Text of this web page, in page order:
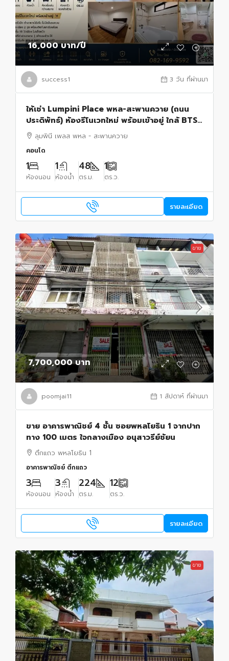
16,000 บาท/ปี
success1 3 วัน ที่ผ่านมา
ให้เช่า Lumpini Place พหล-สะพานควาย (ถนน
ประดิพัทธ์) ห้องรีโนเวทใหม่ พร้อมเข้าอยู่ ใกล้ BTS
สะพานควาย
ลุมพินี เพลส พหล - สะพานควาย
คอนโด
1
ห้องนอน
1
ห้องน้ำ
48
ตร.ม.
1
ตร.ว.
รายละเอียด
ขาย
7,700,000 บาท
poomjai11 1 สัปดาห์ ที่ผ่านมา
ขาย อาคารพาณิชย์ 4 ชั้น ซอยพหลโยธิน 1 จากปาก
ทาง 100 เมตร ใจกลางเมือง อนุสาวรีย์ชัยน
ตึกแถว พหลโยธิน 1
อาคารพาณิชย์ ตึกแถว
3
ห้องนอน
3
ห้องน้ำ
224
ตร.ม.
12
ตร.ว.
รายละเอียด
ขาย